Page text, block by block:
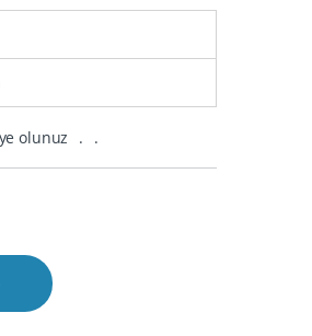
olunuz . .
BDC2, BDC3 ZB olarak kullanılabilir